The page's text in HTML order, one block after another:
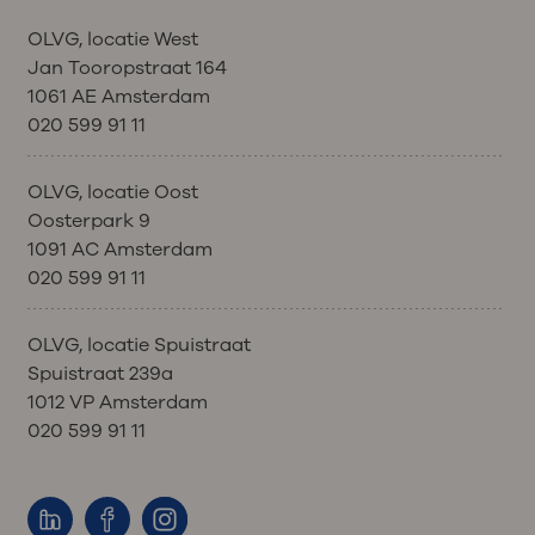
OLVG, locatie West
Jan Tooropstraat 164
1061 AE Amsterdam
020 599 91 11
OLVG, locatie Oost
Oosterpark 9
1091 AC Amsterdam
020 599 91 11
OLVG, locatie Spuistraat
Spuistraat 239a
1012 VP Amsterdam
020 599 91 11